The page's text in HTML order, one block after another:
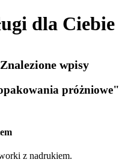
dla Ciebie
Znalezione wpisy
próżniowe"
z nadrukiem.